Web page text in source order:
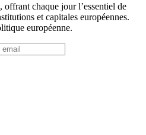
chaque jour l’essentiel de
et capitales européennes.
européenne.